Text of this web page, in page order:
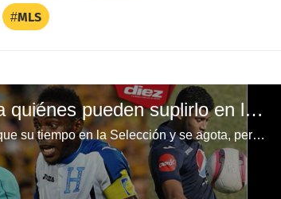
MLS
Maynor Figueroa revela quiénes pueden suplirlo en la Selección de Honduras
El capitán de la Bicolor reconoce que su tiempo en la Selección y se agota, pero él ya visualiza a futbolistas jóvenes que pueden quedar en su puesto.